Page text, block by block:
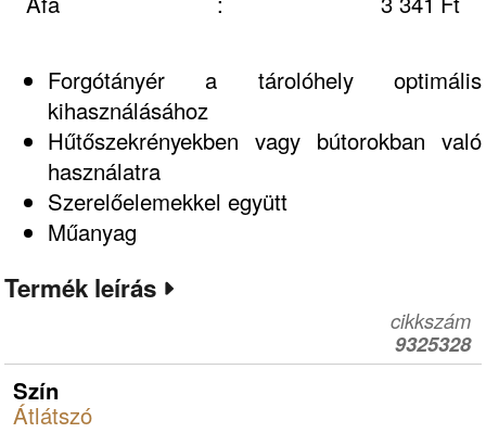
Forgótányér a tárolóhely optimális
kihasználásához
Hűtőszekrényekben vagy bútorokban való
használatra
Szerelőelemekkel együtt
Műanyag
Termék leírás
cikkszám
9325328
Szín
Átlátszó